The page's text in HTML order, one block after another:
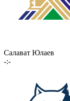
Салават Юлаев
-:-